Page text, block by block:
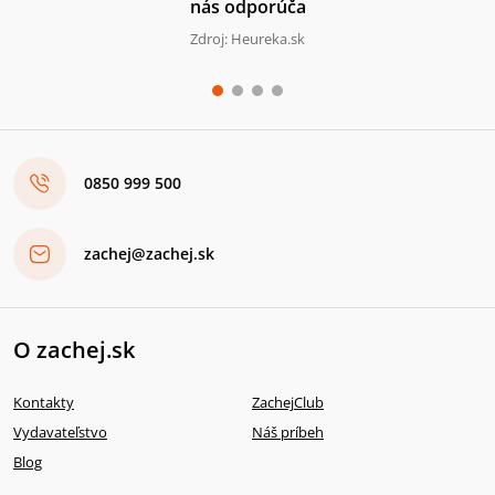
nás odporúča
Zdroj: Heureka.sk
0850 999 500
zachej@zachej.sk
O zachej.sk
Kontakty
ZachejClub
Vydavateľstvo
Náš príbeh
Blog